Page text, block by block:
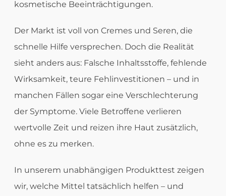
kosmetische Beeinträchtigungen.
Der Markt ist voll von Cremes und Seren, die
schnelle Hilfe versprechen. Doch die Realität
sieht anders aus: Falsche Inhaltsstoffe, fehlende
Wirksamkeit, teure Fehlinvestitionen – und in
manchen Fällen sogar eine Verschlechterung
der Symptome. Viele Betroffene verlieren
wertvolle Zeit und reizen ihre Haut zusätzlich,
ohne es zu merken.
In unserem unabhängigen Produkttest zeigen
wir, welche Mittel tatsächlich helfen – und